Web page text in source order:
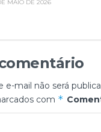
MAIO DE 2026
e-mail não será
com *